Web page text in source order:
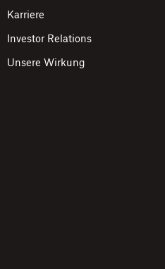
Karriere
Investor Relations
Unsere Wirkung